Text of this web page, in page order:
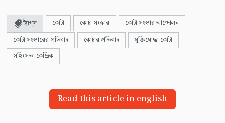
ট্যাগ্স কোটা কোটা সংস্কার
কোটা সংস্কার আন্দোলন
কোটা সংস্কারের প্রতিবাদ
কোটার প্রতিবাদ
মুক্তিযোদ্ধা কোটা
সহিংসতা কেন্দ্রিক
Read this article in english